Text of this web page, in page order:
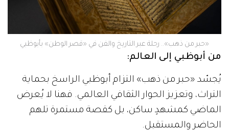
«حبر من ذهب».. رحلة عبر التاريخ والفن في «قصر الوطن» بأبوظبي
من أبوظبي إلى العالم:
يُجسّد «حبر من ذهب» التزام أبوظبي الراسخ بحماية
التراث، وتعزيز الحوار الثقافي العالمي. فهنا لا يُعرض
الماضي كمشهدٍ ساكن، بل كقصة مستمرة تلهم
الحاضر والمستقبل.